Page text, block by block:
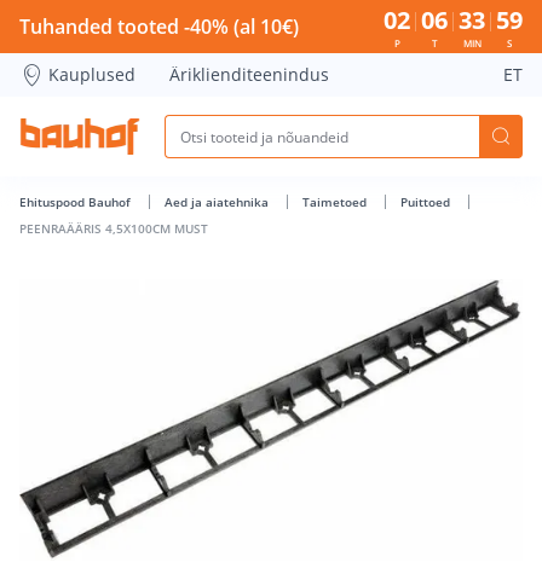
PEENRAÄÄRIS 4,5X100CM MUST - Bauhof has loaded
Tuhanded tooted -40% (al 10€) 02
P
06
T
33
MIN
58
S
Kauplused Äriklienditeenindus ET
Ehituspood Bauhof Aed ja aiatehnika Taimetoed
Puittoed
PEENRAÄÄRIS 4,5X100CM MUST